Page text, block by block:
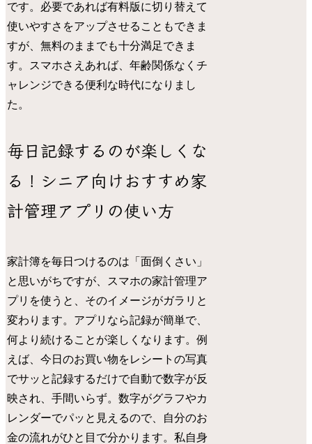
です。必要であれば有料版に切り替えて
使いやすさをアップさせることもできま
すが、無料のままでも十分満足できま
す。スマホさえあれば、年齢関係なくチ
ャレンジできる便利な時代になりまし
た。
毎日記録するのが楽しくな
る！シニア向けおすすめ家
計管理アプリの使い方
家計簿を毎日つけるのは「面倒くさい」
と思いがちですが、スマホの家計管理ア
プリを使うと、そのイメージがガラリと
変わります。アプリなら記録が簡単で、
何より続けることが楽しくなります。例
えば、今日のお買い物をレシートの写真
でサッと記録するだけで自動で数字が反
映され、手間いらず。数字がグラフやカ
レンダーでパッと見えるので、自分のお
金の流れがひと目で分かります。私自身